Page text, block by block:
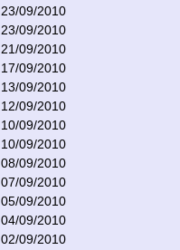
23/09/2010
23/09/2010
21/09/2010
17/09/2010
13/09/2010
12/09/2010
10/09/2010
10/09/2010
08/09/2010
07/09/2010
05/09/2010
04/09/2010
02/09/2010